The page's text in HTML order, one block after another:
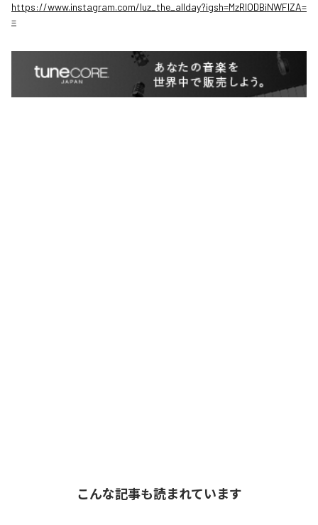
https://www.instagram.com/luz_the_allday?igsh=MzRlODBiNWFlZA=
=
こんな記事も読まれています